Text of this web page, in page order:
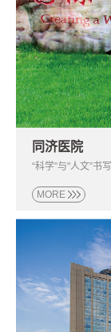
“科学”
同济医院
“科学”与"人文”书
MORE